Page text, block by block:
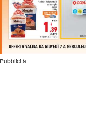
Pubblicità